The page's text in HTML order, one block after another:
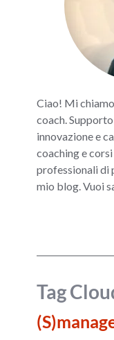
Ciao! Mi chiamo
coach.
innovazione e
coaching e
professionali di
mio blog. Vuoi
Tag